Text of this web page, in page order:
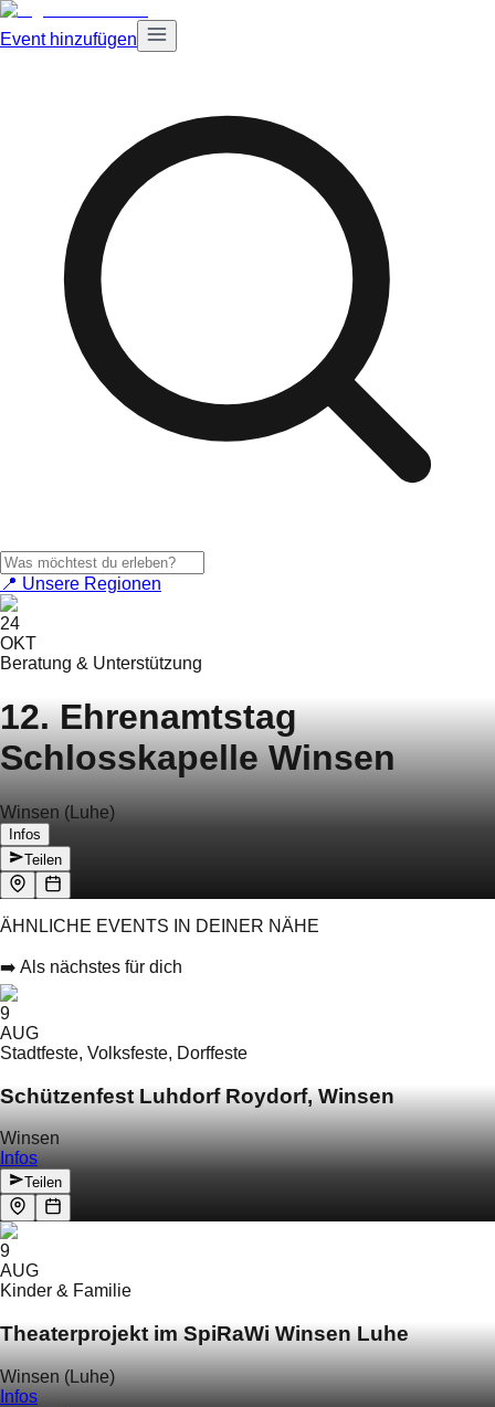
Event hinzufügen
📍 Unsere Regionen
24
OKT
Beratung & Unterstützung
12. Ehrenamtstag
Schlosskapelle Winsen
Winsen (Luhe)
Infos
Teilen
ÄHNLICHE EVENTS IN DEINER NÄHE
➡️ Als nächstes für dich
9
AUG
Stadtfeste, Volksfeste, Dorffeste
Schützenfest Luhdorf Roydorf, Winsen
Winsen
Infos
Teilen
9
AUG
Kinder & Familie
Theaterprojekt im SpiRaWi Winsen Luhe
Winsen (Luhe)
Infos